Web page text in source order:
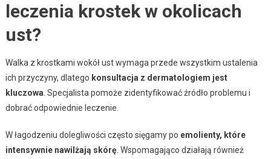
leczenia krostek w okolicach
ust?
Walka z krostkami wokół ust wymaga przede wszystkim ustalenia
ich przyczyny, dlatego konsultacja z dermatologiem jest
kluczowa . Specjalista pomoże zidentyfikować źródło problemu i
dobrać odpowiednie leczenie.
W łagodzeniu dolegliwości często sięgamy po emolienty, które
intensywnie nawilżają skórę. Wspomagająco działają również